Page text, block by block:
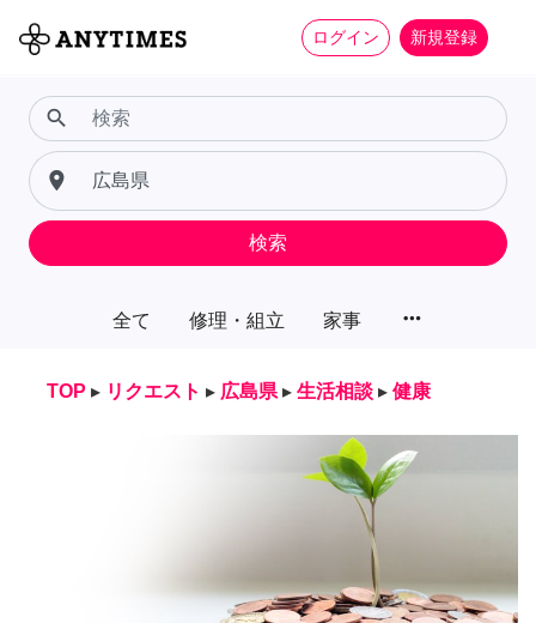
ログイン 新規登録
全て 修理・組立 家事 more_horiz
search
place
検索
TOP ▸ リクエスト ▸ 広島県 ▸ 生活相談 ▸ 健康